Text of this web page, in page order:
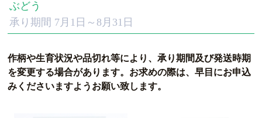
承り期間 7月1日～8月31日
ぶどう
作柄や生育状況や品切れ等により、承り期間及び発送時期
を変更する場合があります。 お求めの際は、早目にお申込
みくださいますようお願い致します。